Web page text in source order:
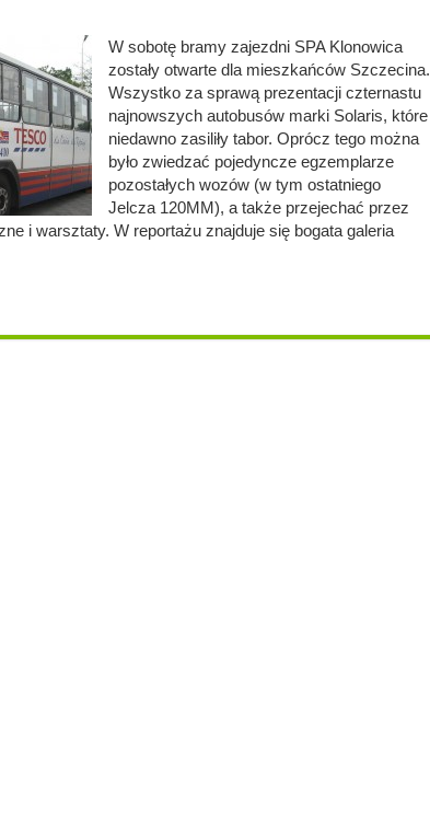
W sobotę bramy zajezdni SPA Klonowica
zostały otwarte dla mieszkańców Szczecina.
Wszystko za sprawą prezentacji czternastu
najnowszych autobusów marki Solaris, które
niedawno zasiliły tabor. Oprócz tego można
było zwiedzać pojedyncze egzemplarze
pozostałych wozów (w tym ostatniego
Jelcza 120MM), a także przejechać przez
i warsztaty. W reportażu znajduje się bogata galeria